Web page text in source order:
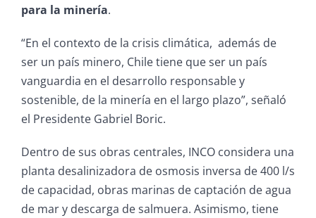
para la minería.
“En el contexto de la crisis climática, además de
ser un país minero, Chile tiene que ser un país
vanguardia en el desarrollo responsable y
sostenible, de la minería en el largo plazo”, señaló
el Presidente Gabriel Boric.
Dentro de sus obras centrales, INCO considera una
planta desalinizadora de osmosis inversa de 400 l/s
de capacidad, obras marinas de captación de agua
de mar y descarga de salmuera. Asimismo, tiene